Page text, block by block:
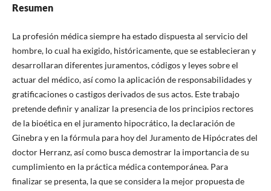
Resumen
La profesión médica siempre ha estado dispuesta al servicio del
hombre, lo cual ha exigido, históricamente, que se establecieran y
desarrollaran diferentes juramentos, códigos y leyes sobre el
actuar del médico, así como la aplicación de responsabilidades y
gratificaciones o castigos derivados de sus actos. Este trabajo
pretende definir y analizar la presencia de los principios rectores
de la bioética en el juramento hipocrático, la declaración de
Ginebra y en la fórmula para hoy del Juramento de Hipócrates del
doctor Herranz, así como busca demostrar la importancia de su
cumplimiento en la práctica médica contemporánea. Para
finalizar se presenta, la que se considera la mejor propuesta de